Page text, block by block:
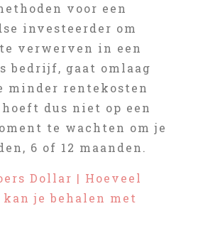
voor een
investeerder om
verwerven in een
bedrijf, gaat omlaag
minder rentekosten
dus niet op een
te wachten om je
6 of 12 maanden.
Dollar | Hoeveel
je behalen met